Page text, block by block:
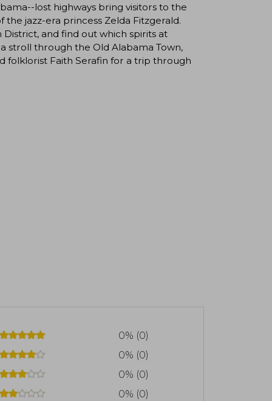
lost highways bring visitors to the
jazz-era princess Zelda Fitzgerald.
and find out which spirits at
stroll through the Old Alabama Town,
folklorist Faith Serafin for a trip through
0% (0)
0% (0)
0% (0)
0% (0)